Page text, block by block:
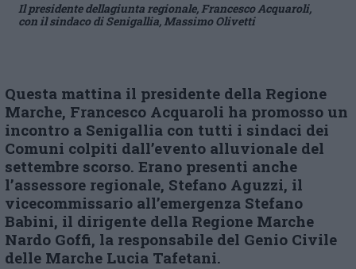
Il presidente dellagiunta regionale, Francesco Acquaroli,
con il sindaco di Senigallia, Massimo Olivetti
Questa mattina il presidente della Regione
Marche, Francesco Acquaroli ha promosso un
incontro a Senigallia con tutti i sindaci dei
Comuni colpiti dall’evento alluvionale del
settembre scorso. Erano presenti anche
l’assessore regionale, Stefano Aguzzi, il
vicecommissario all’emergenza Stefano
Babini, il dirigente della Regione Marche
Nardo Goffi, la responsabile del Genio Civile
delle Marche Lucia Tafetani.